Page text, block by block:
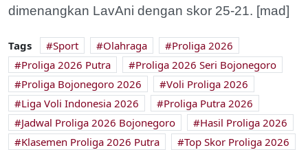
dimenangkan LavAni dengan skor 25-21. [mad]
Tags Sport Olahraga
Proliga 2026
Proliga 2026 Putra
Proliga 2026 Seri Bojonegoro
Proliga Bojonegoro 2026
Voli Proliga 2026
Liga Voli Indonesia 2026
Proliga Putra 2026
Jadwal Proliga 2026 Bojonegoro
Hasil Proliga 2026
Klasemen Proliga 2026 Putra
Top Skor Proliga 2026